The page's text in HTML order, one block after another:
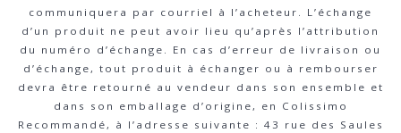
communiquera par courriel à l’acheteur. L’échange
d’un produit ne peut avoir lieu qu’après l’attribution
du numéro d’échange. En cas d’erreur de livraison ou
d’échange, tout produit à échanger ou à rembourser
devra être retourné au vendeur dans son ensemble et
dans son emballage d’origine, en Colissimo
Recommandé, à l’adresse suivante : 43 rue des Saules